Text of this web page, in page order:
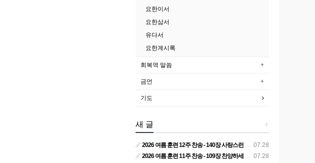
요한이서
요한삼서
유다서
요한계시록
회복역 말씀
금언
기도
+
새 글
07.28
2026 여름 훈련 12주 찬송 - 140장 사랑스런 나의 신랑
07.28
2026 여름 훈련 11주 찬송 - 109장 찬양하세 주의 승리